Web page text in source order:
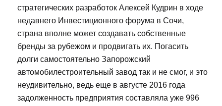
стратегических разработок Алексей Кудрин в ходе
недавнего Инвестиционного форума в Сочи,
страна вполне может создавать собственные
бренды за рубежом и продвигать их. Погасить
долги самостоятельно Запорожский
автомобилестроительный завод так и не смог, и это
неудивительно, ведь еще в августе 2016 года
задолженность предприятия составляла уже 996